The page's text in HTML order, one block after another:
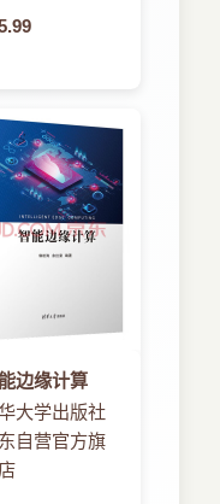
术；介绍了向量
函数，以及互连
绍了典型的多处
机群系统。
集群计算机系
理和实现策略
和与Web服务
联技术。
数据流计算
控制流计算机的
以及数据流图的
边缘计算
大学出版社
自营官方旗